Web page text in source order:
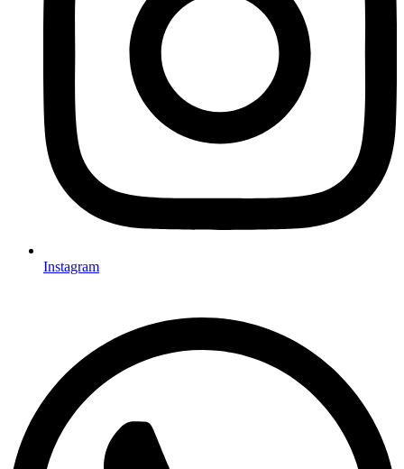
Instagram